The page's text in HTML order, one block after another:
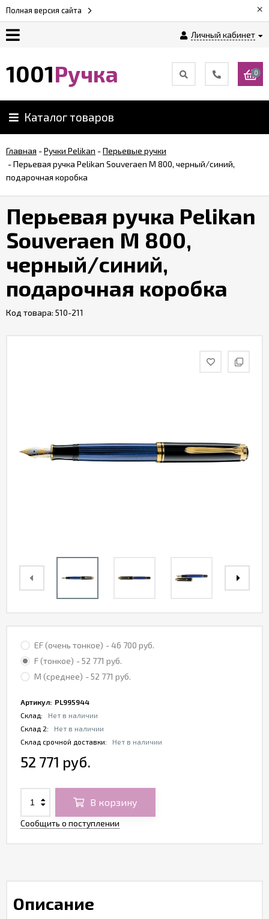
Полная версия сайта ×
Личный кабинет
Возврат
ручек
Контакты
1001Ручка 0
Каталог товаров
Главная -Ручки Pelikan -Перьевые ручки
-Перьевая ручка Pelikan Souveraen M 800, черный/синий,
подарочная коробка
Перьевая ручка Pelikan
Souveraen M 800,
черный/синий,
подарочная коробка
Код товара: 510-211
EF (очень тонкое) - 46 700 руб.
F (тонкое) - 52 771 руб.
M (среднее) - 52 771 руб.
Артикул: PL995944
Склад:
Нет в наличии
Склад 2:
Нет в наличии
Склад срочной доставки:
Нет в наличии
52 771 руб.
В корзину
Сообщить о поступлении
Описание